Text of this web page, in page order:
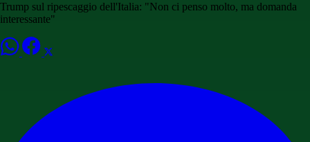
Trump sul ripescaggio dell'Italia: "Non ci penso molto, ma domanda
interessante"